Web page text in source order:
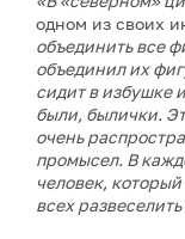
одном из своих
объединить все
объединил их
сидит в избушке
были, былички.
очень
промысел. В
человек,
всех